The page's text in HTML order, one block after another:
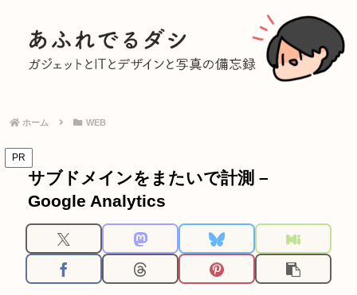
ホーム WEB
PR
サブドメインをまたいで計測 –
Google Analytics